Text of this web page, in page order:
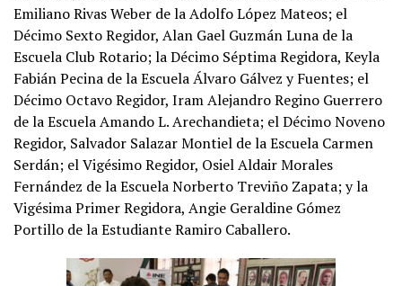
Emiliano Rivas Weber de la Adolfo López Mateos; el
Décimo Sexto Regidor, Alan Gael Guzmán Luna de la
Escuela Club Rotario; la Décimo Séptima Regidora, Keyla
Fabián Pecina de la Escuela Álvaro Gálvez y Fuentes; el
Décimo Octavo Regidor, Iram Alejandro Regino Guerrero
de la Escuela Amando L. Arechandieta; el Décimo Noveno
Regidor, Salvador Salazar Montiel de la Escuela Carmen
Serdán; el Vigésimo Regidor, Osiel Aldair Morales
Fernández de la Escuela Norberto Treviño Zapata; y la
Vigésima Primer Regidora, Angie Geraldine Gómez
Portillo de la Estudiante Ramiro Caballero.